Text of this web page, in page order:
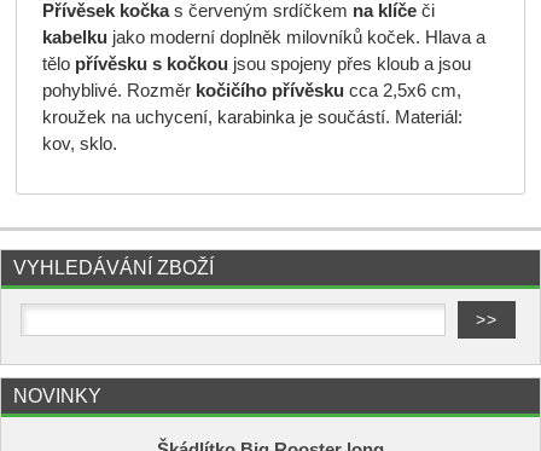
Přívěsek kočkas červeným srdíčkem na klíčeči
kabelkujako moderní doplněk milovníků koček. Hlava a
tělo přívěsku s kočkoujsou spojeny přes kloub a jsou
pohyblivé. Rozměr kočičího přívěsku cca 2,5x6 cm,
kroužek na uchycení, karabinka je součástí. Materiál:
kov, sklo.
VYHLEDÁVÁNÍ ZBOŽÍ
NOVINKY